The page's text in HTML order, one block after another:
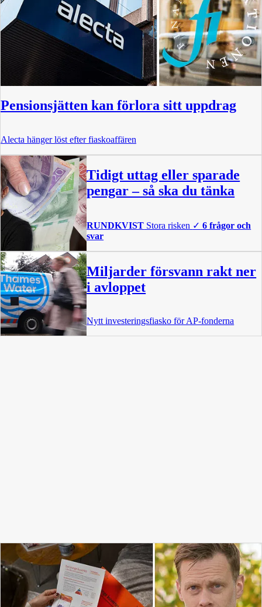
Pensionsjätten kan förlora sitt uppdrag
Alecta hänger löst efter fiaskoaffären
Tidigt uttag eller sparade
pengar – så ska du tänka
RUNDKVIST Stora risken ✓ 6 frågor och
svar
Miljarder försvann rakt ner
i avloppet
Nytt investeringsfiasko för AP-fonderna